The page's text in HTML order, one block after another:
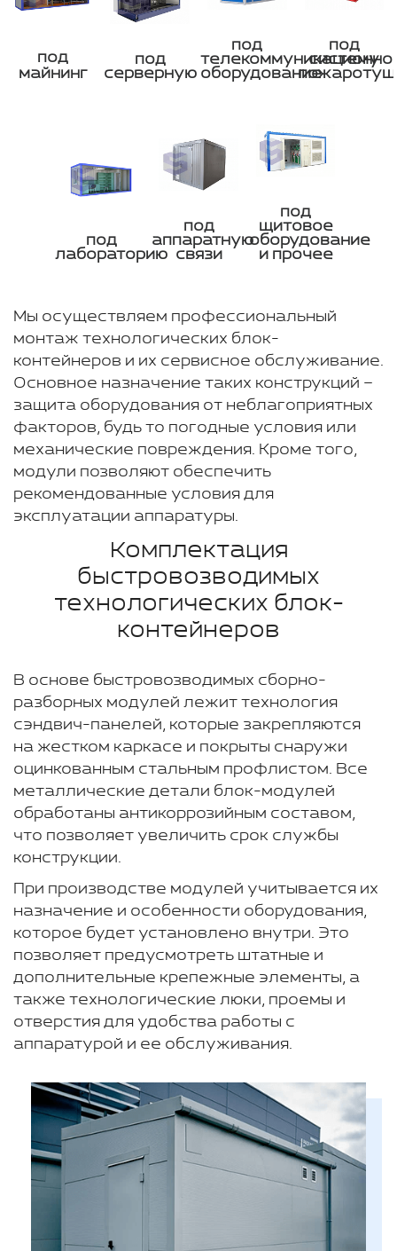
под
майнинг
под
серверную
под
оборудование
под
систему
под
лабораторию
под
аппаратную
связи
под
щитовое
оборудование
и прочее
Мы осуществляем профессиональный
монтаж технологических блок-
контейнеров и их сервисное обслуживание.
Основное назначение таких конструкций –
защита оборудования от неблагоприятных
факторов, будь то погодные условия или
механические повреждения. Кроме того,
модули позволяют обеспечить
рекомендованные условия для
эксплуатации аппаратуры.
Комплектация
быстровозводимых
технологических блок-
контейнеров
В основе быстровозводимых сборно-
разборных модулей лежит технология
сэндвич-панелей, которые закрепляются
на жестком каркасе и покрыты снаружи
оцинкованным стальным профлистом. Все
металлические детали блок-модулей
обработаны антикоррозийным составом,
что позволяет увеличить срок службы
конструкции.
При производстве модулей учитывается их
назначение и особенности оборудования,
которое будет установлено внутри. Это
позволяет предусмотреть штатные и
дополнительные крепежные элементы, а
также технологические люки, проемы и
отверстия для удобства работы с
аппаратурой и ее обслуживания.